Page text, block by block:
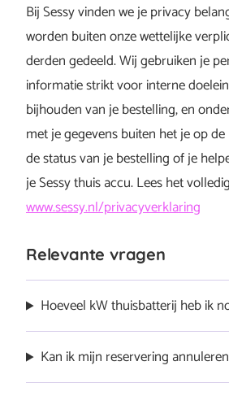
Bij Sessy vinden we je privacy
worden buiten onze wettelijke
derden gedeeld. Wij gebruiken je
informatie strikt voor interne
bijhouden van je bestelling, en
met je gegevens buiten het je op
de status van je bestelling of je
je Sessy thuis accu. Lees het
www.sessy.nl/privacyverklaring
Relevante vragen
Hoeveel kW thuisbatterij heb ik
vermogen van de omvormer. De
Kan ik mijn reservering